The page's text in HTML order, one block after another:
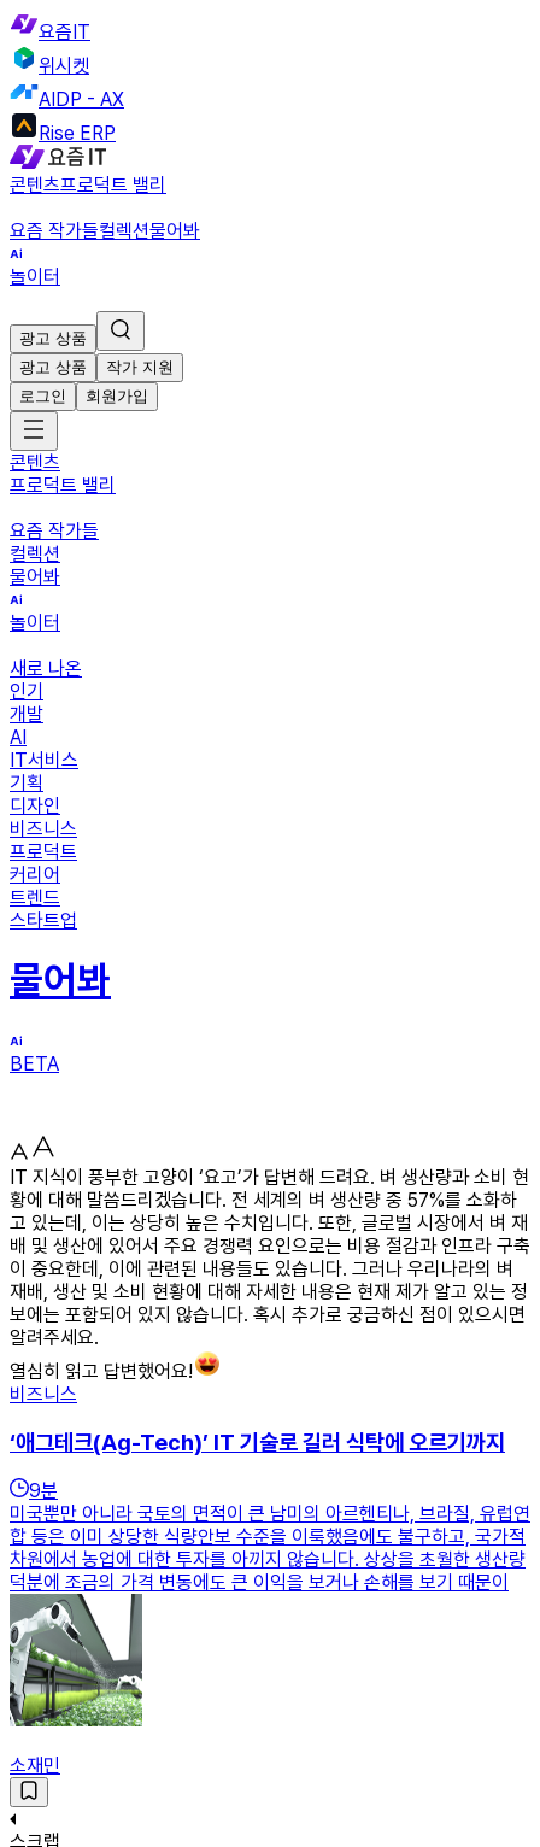
요즘IT
위시켓
AIDP - AX
Rise ERP
콘텐츠프로덕트 밸리
요즘 작가들컬렉션물어봐
놀이터
광고 상품
광고 상품
작가 지원
로그인
회원가입
콘텐츠
프로덕트 밸리
요즘 작가들
컬렉션
물어봐
놀이터
새로 나온
인기
개발
AI
IT서비스
기획
디자인
비즈니스
프로덕트
커리어
트렌드
스타트업
물어봐
BETA
IT 지식이 풍부한 고양이 ‘요고’가 답변해 드려요. 벼 생산량과 소비 현
황에 대해 말씀드리겠습니다. 전 세계의 벼 생산량 중 57%를 소화하
고 있는데, 이는 상당히 높은 수치입니다. 또한, 글로벌 시장에서 벼 재
배 및 생산에 있어서 주요 경쟁력 요인으로는 비용 절감과 인프라 구축
이 중요한데, 이에 관련된 내용들도 있습니다. 그러나 우리나라의 벼
재배, 생산 및 소비 현황에 대해 자세한 내용은 현재 제가 알고 있는 정
보에는 포함되어 있지 않습니다. 혹시 추가로 궁금하신 점이 있으시면
알려주세요.
열심히 읽고 답변했어요!
비즈니스
‘애그테크(Ag-Tech)’ IT 기술로 길러 식탁에 오르기까지
9분
미국뿐만 아니라 국토의 면적이 큰 남미의 아르헨티나, 브라질, 유럽연
합 등은 이미 상당한 식량안보 수준을 이룩했음에도 불구하고, 국가적
차원에서 농업에 대한 투자를 아끼지 않습니다. 상상을 초월한 생산량
덕분에 조금의 가격 변동에도 큰 이익을 보거나 손해를 보기 때문이
소재민
스크랩